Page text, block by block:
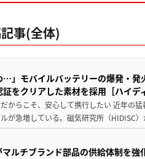
事(全体)
…」モバイルバッテリーの爆発・
をクリアした素材を採用［ハイデ
からこそ、安心して携行したい 近年の
が急増している。磁気研究所（HIDISC
ルチブランド部品の供給体制を